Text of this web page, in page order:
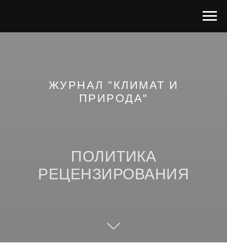
ЖУРНАЛ "КЛИМАТ И
ПРИРОДА"
ПОЛИТИКА
РЕЦЕНЗИРОВАНИЯ